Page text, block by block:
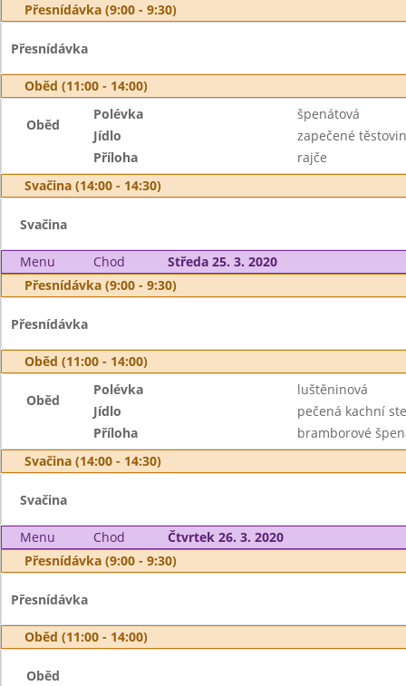
Přesnídávka (9:00 - 9:30)
Přesnídávka
Oběd (11:00 - 14:00)
Oběd
Polévka
špenátová
Jídlo
zapečené
Příloha
rajče
Svačina (14:00 - 14:30)
Svačina
Menu Chod
Středa 25. 3. 2020
Přesnídávka (9:00 - 9:30)
Přesnídávka
Oběd (11:00 - 14:00)
Oběd
Polévka
luštěninová
Jídlo
pečená kachní
Příloha
bramborové
Svačina (14:00 - 14:30)
Svačina
Menu Chod
Čtvrtek 26. 3. 2020
Přesnídávka (9:00 - 9:30)
Přesnídávka
Oběd (11:00 - 14:00)
Oběd